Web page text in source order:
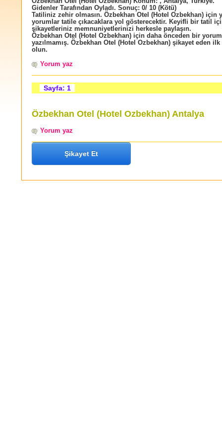
Gidenler Tarafından Oyladı. Sonuç: 0/ 10 (Kötü)
Tatiliniz zehir olmasın. Özbekhan Otel (Hotel Ozbekhan) için
yorumlar tatile çıkacaklara yol gösterecektir. Keyifli bir tatil
şikayetleriniz memnuniyetlerinizi herkesle paylaşın.
Özbekhan Otel (Hotel Ozbekhan) için daha önceden bir yorum
yazılmamış. Özbekhan Otel (Hotel Ozbekhan) şikayet eden
olun.
Yorum yaz
Sayfa: 1
Özbekhan Otel (Hotel Ozbekhan) Antalya
Yorum yaz
Şikayet Et